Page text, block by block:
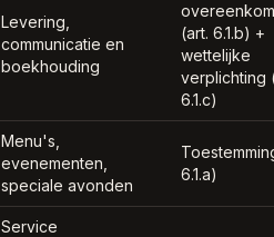
Levering,
communicatie en
boekhouding
(art. 6.1.b) +
wettelijke
verplichting
6.1.c)
Menu's,
evenementen,
speciale avonden
6.1.a)
Service